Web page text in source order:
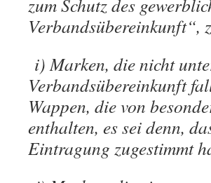
zum Schutz des
Verbandsübereinkunft“,
i) Marken, die nicht
Verbandsübereinkunft
Wappen, die von
enthalten, es sei denn,
Eintragung zugestimmt